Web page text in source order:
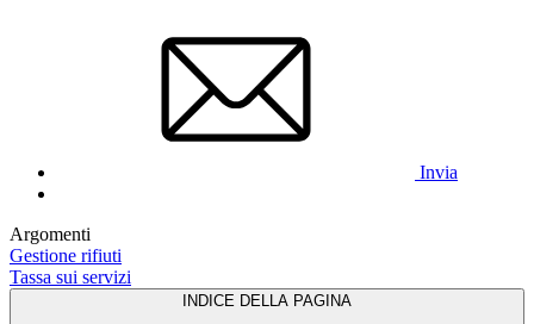
Invia
Argomenti
Gestione rifiuti
Tassa sui servizi
INDICE DELLA PAGINA